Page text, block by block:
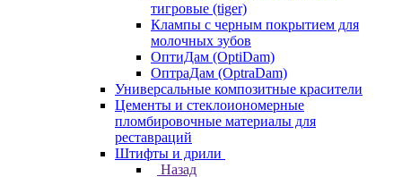
тигровые (tiger)
Клампы с черным покрытием для
молочных зубов
ОптиДам (OptiDam)
ОптраДам (OptraDam)
Универсальные композитные красители
Цементы и стеклоиономерные
пломбировочные материалы для
реставраций
Штифты и дрили
Назад